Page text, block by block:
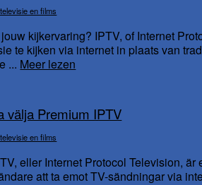
en films
kijkervaring? IPTV, of Internet
te kijken via internet in plaats van
... Meer lezen
välja Premium IPTV
en films
eller Internet Protocol Television, är
att ta emot TV-sändningar via